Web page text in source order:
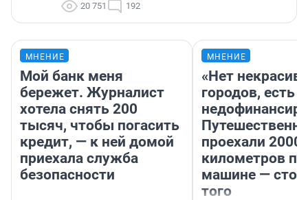
20 751 192
МНЕНИЕ
Мой банк меня
бережет. Журналист
хотела снять 200
тысяч, чтобы погасить
кредит, — к ней домой
приехала служба
безопасности
МНЕНИЕ
«Нет
городов, есть
проехали 2000
километров по
машине —
того